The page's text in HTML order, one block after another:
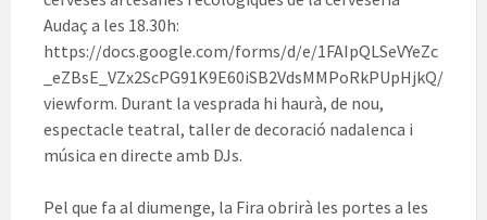
Audaç a les 18.30h:
https://docs.google.com/forms/d/e/1FAIpQLSeVYeZc
_eZBsE_VZx2ScPG91K9E60iSB2VdsMMPoRkPUpHjkQ/
viewform. Durant la vesprada hi haurà, de nou,
espectacle teatral, taller de decoració nadalenca i
música en directe amb DJs.
Pel que fa al diumenge, la Fira obrirà les portes a les